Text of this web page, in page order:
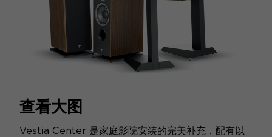
查看大图
Vestia Center 是家庭影院安装的完美补充，配有以